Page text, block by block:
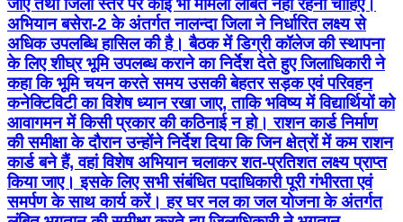
जाए तथा जिला स्तर पर कोई भी मामला लंबित नहीं रहना चाहिए।
अभियान बसेरा-2 के अंतर्गत नालन्दा जिला ने निर्धारित लक्ष्य से
अधिक उपलब्धि हासिल की है। बैठक में डिग्री कॉलेज की स्थापना
के लिए शीघ्र भूमि उपलब्ध कराने का निर्देश देते हुए जिलाधिकारी ने
कहा कि भूमि चयन करते समय उसकी बेहतर सड़क एवं परिवहन
कनेक्टिविटी का विशेष ध्यान रखा जाए, ताकि भविष्य में विद्यार्थियों को
आवागमन में किसी प्रकार की कठिनाई न हो। राशन कार्ड निर्माण
की समीक्षा के दौरान उन्होंने निर्देश दिया कि जिन क्षेत्रों में कम राशन
कार्ड बने हैं, वहां विशेष अभियान चलाकर शत-प्रतिशत लक्ष्य प्राप्त
किया जाए। इसके लिए सभी संबंधित पदाधिकारी पूरी गंभीरता एवं
समर्पण के साथ कार्य करें। हर घर नल का जल योजना के अंतर्गत